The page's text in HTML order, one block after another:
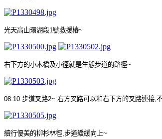
光天高山環湖段1號救援樁~
右下方的小木橋及小徑就是生態步道的路徑~
08:10 步道叉路2~ 右方叉路可以和右下方的叉路連接
續行優美的柳杉林徑 步道緩緩向上~